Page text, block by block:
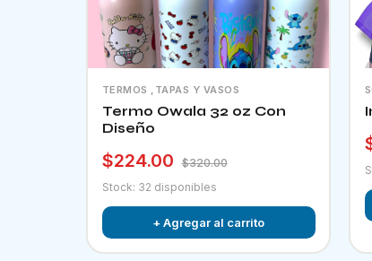
TERMOS ,TAPAS Y VASOS
Termo Owala 32 oz Con
Diseño
$224.00
$320.00
Stock: 32 disponibles
+ Agregar al carrito